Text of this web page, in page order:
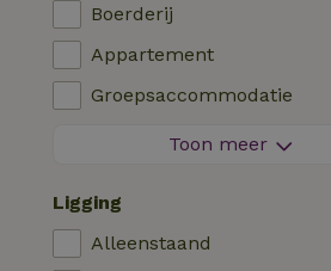
Tuinmeubilair
Internettoegang (WiFi)
Koel-/vriescombinatie
Tv
Internet
Boerderij
Appartement
Groepsaccommodatie
Tiny house
Landhuis
Chalet
Toon meer
Ligging
Alleenstaand